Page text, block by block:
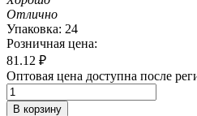
Отлично
Упаковка: 24
Розничная цена:
81.12 ₽
Оптовая цена доступна после
В корзину